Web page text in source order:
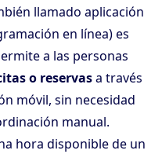
llamado aplicación
en línea) es
a las personas
o reservasa través
móvil, sin necesidad
manual.
hora disponible de un